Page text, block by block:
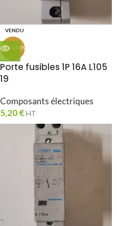
VENDU
Porte fusibles 1P 16A L105
19
Composants électriques
5,20€HT